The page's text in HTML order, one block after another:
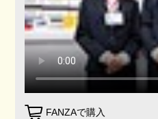
FANZAで購入